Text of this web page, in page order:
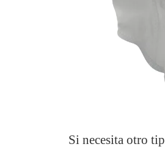
Si necesita otro